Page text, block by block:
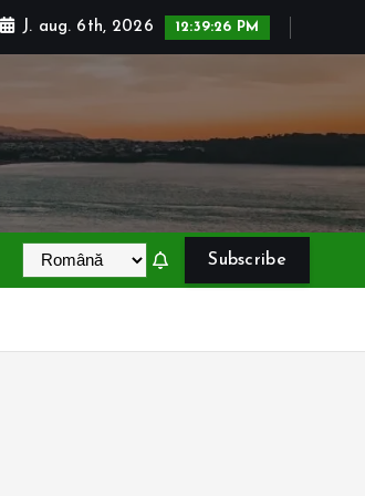
J. aug. 6th, 2026 12:39:26 PM
Subscribe